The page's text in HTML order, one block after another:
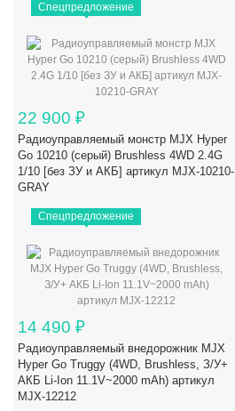
Спецпредложение
22 900 ₽
Радиоуправляемый монстр MJX Hyper
Go 10210 (серый) Brushless 4WD 2.4G
1/10 [без ЗУ и АКБ] артикул MJX-10210-
GRAY
Спецпредложение
14 490 ₽
Радиоуправляемый внедорожник MJX
Hyper Go Truggy (4WD, Brushless, З/У+
АКБ Li-Ion 11.1V~2000 mAh) артикул
MJX-12212